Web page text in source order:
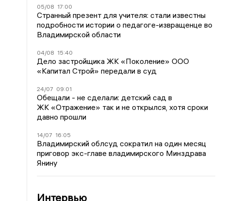
05/08 17:00
Странный презент для учителя: стали известны
подробности истории о педагоге-извращенце во
Владимирской области
04/08 15:40
Дело застройщика ЖК «Поколение» ООО
«Капитал Строй» передали в суд
24/07 09:01
Обещали - не сделали: детский сад в
ЖК «Отражение» так и не открылся, хотя сроки
давно прошли
14/07 16:05
Владимирский облсуд сократил на один месяц
приговор экс-главе владимирского Минздрава
Янину
Интервью